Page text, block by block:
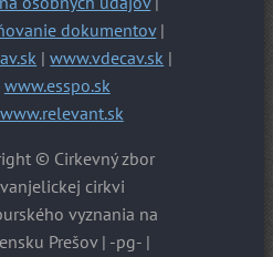
dokumentov|
|www.vdecav.sk |
www.esspo.sk
www.relevant.sk
© Cirkevný zbor
cirkvi
vyznania na
Prešov | -pg- |